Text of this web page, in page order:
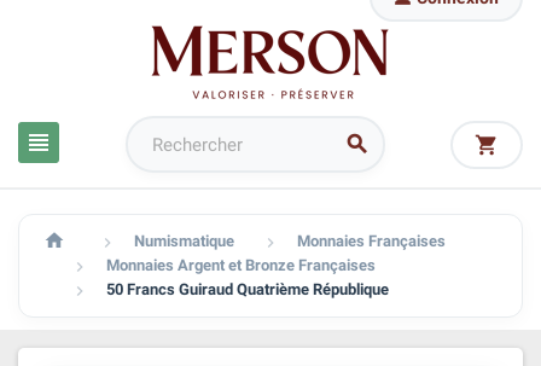
  
  Numismatique  Monnaies Françaises
 Monnaies Argent et Bronze Françaises
 50 Francs Guiraud Quatrième République